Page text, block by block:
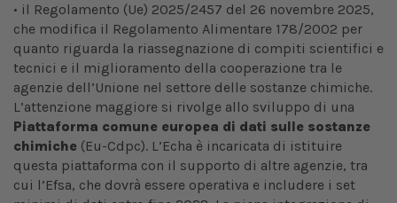
• il Regolamento (Ue) 2025/2457 del 26 novembre 2025,
che modifica il Regolamento Alimentare 178/2002 per
quanto riguarda la riassegnazione di compiti scientifici e
tecnici e il miglioramento della cooperazione tra le
agenzie dell’Unione nel settore delle sostanze chimiche.
L’attenzione maggiore si rivolge allo sviluppo di una
Piattaforma comune europea di dati sulle sostanze
chimiche (Eu-Cdpc). L’Echa è incaricata di istituire
questa piattaforma con il supporto di altre agenzie, tra
cui l’Efsa, che dovrà essere operativa e includere i set